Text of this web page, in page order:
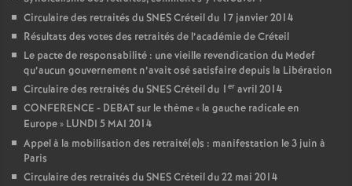
Circulaire des retraités duSNESCréteil du 17 janvier 2014
Résultats des votes des retraités de l’académie de Créteil
Le pacte de responsabilité : une vieille revendication du Medef
qu’aucun gouvernement n’avait osé satisfaire depuis la Libération
Circulaire des retraités duSNESCréteil du 1 er avril 2014
CONFERENCE - DEBATsur le thème « la gauche radicale en
Europe» LUNDI 5 MAI 2014
Appel à la mobilisation des retraité(e)s : manifestation le 3 juin à
Paris
Circulaire des retraités duSNESCréteil du 22 mai 2014